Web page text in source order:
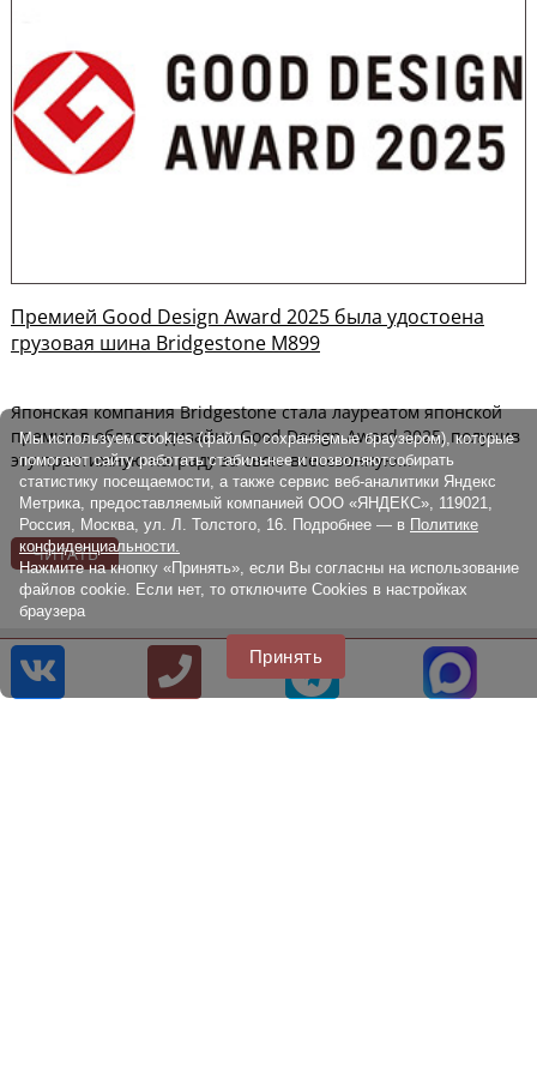
Премией Good Design Award 2025 была удостоена
грузовая шина Bridgestone M899
Японская компания Bridgestone стала лауреатом японской
премии в области дизайна Good Design Award 2025, получив
эту престижную награду за свою всесезонную...
ЧИТАТЬ
8 [800] 707 22 75
8 [499] 707 22 75
Мы используем cookies (файлы, сохраняемые браузером), которые
помогают сайту работать стабильнее и позволяютсобирать
статистику посещаемости, а также сервис веб-аналитики Яндекс
Метрика, предоставляемый компанией ООО «ЯНДЕКС», 119021,
Россия, Москва, ул. Л. Толстого, 16. Подробнее — в Политике
конфиденциальности.
Нажмите на кнопку «Принять», если Вы согласны на использование
файлов cookie. Если нет, то отключите Cookies в настройках
браузера
Принять